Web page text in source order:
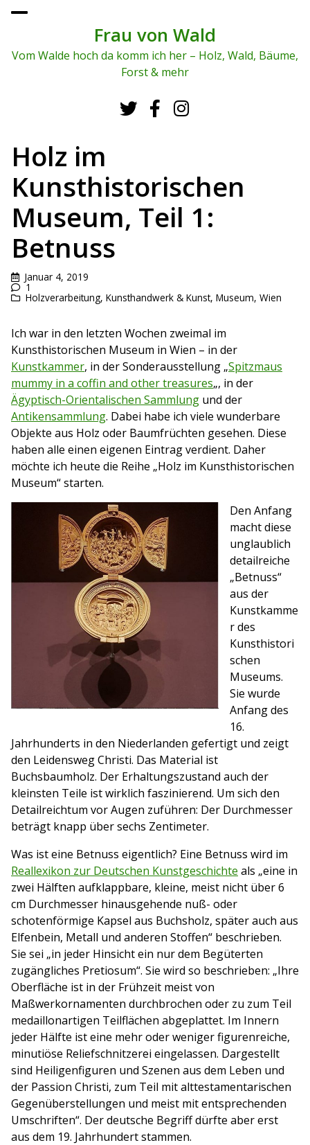
To
me
Frau von Wald
Vom Walde hoch da komm ich her – Holz, Wald, Bäume,
Forst & mehr
Holz im
Kunsthistorischen
Museum, Teil 1:
Betnuss
Januar 4, 2019
1
Holzverarbeitung, Kunsthandwerk & Kunst, Museum, Wien
Ich war in den letzten Wochen zweimal im
Kunsthistorischen Museum in Wien – in der
Kunstkammer, in der Sonderausstellung „Spitzmaus
mummy in a coffin and other treasures„, in der
Ägyptisch-Orientalischen Sammlung und der
Antikensammlung. Dabei habe ich viele wunderbare
Objekte aus Holz oder Baumfrüchten gesehen. Diese
haben alle einen eigenen Eintrag verdient. Daher
möchte ich heute die Reihe „Holz im Kunsthistorischen
Museum“ starten.
Den Anfang
macht diese
unglaublich
detailreiche
„Betnuss“
aus der
Kunstkamme
r des
Kunsthistori
schen
Museums.
Sie wurde
Anfang des
16.
Jahrhunderts in den Niederlanden gefertigt und zeigt
den Leidensweg Christi. Das Material ist
Buchsbaumholz. Der Erhaltungszustand auch der
kleinsten Teile ist wirklich faszinierend. Um sich den
Detailreichtum vor Augen zuführen: Der Durchmesser
beträgt knapp über sechs Zentimeter.
Was ist eine Betnuss eigentlich? Eine Betnuss wird im
Reallexikon zur Deutschen Kunstgeschichte als „eine in
zwei Hälften aufklappbare, kleine, meist nicht über 6
cm Durchmesser hinausgehende nuß- oder
schotenförmige Kapsel aus Buchsholz, später auch aus
Elfenbein, Metall und anderen Stoffen“ beschrieben.
Sie sei „in jeder Hinsicht ein nur dem Begüterten
zugängliches Pretiosum“. Sie wird so beschrieben: „Ihre
Oberfläche ist in der Frühzeit meist von
Maßwerkornamenten durchbrochen oder zu zum Teil
medaillonartigen Teilflächen abgeplattet. Im Innern
jeder Hälfte ist eine mehr oder weniger figurenreiche,
minutiöse Reliefschnitzerei eingelassen. Dargestellt
sind Heiligenfiguren und Szenen aus dem Leben und
der Passion Christi, zum Teil mit alttestamentarischen
Gegenüberstellungen und meist mit entsprechenden
Umschriften“. Der deutsche Begriff dürfte aber erst
aus dem 19. Jahrhundert stammen.